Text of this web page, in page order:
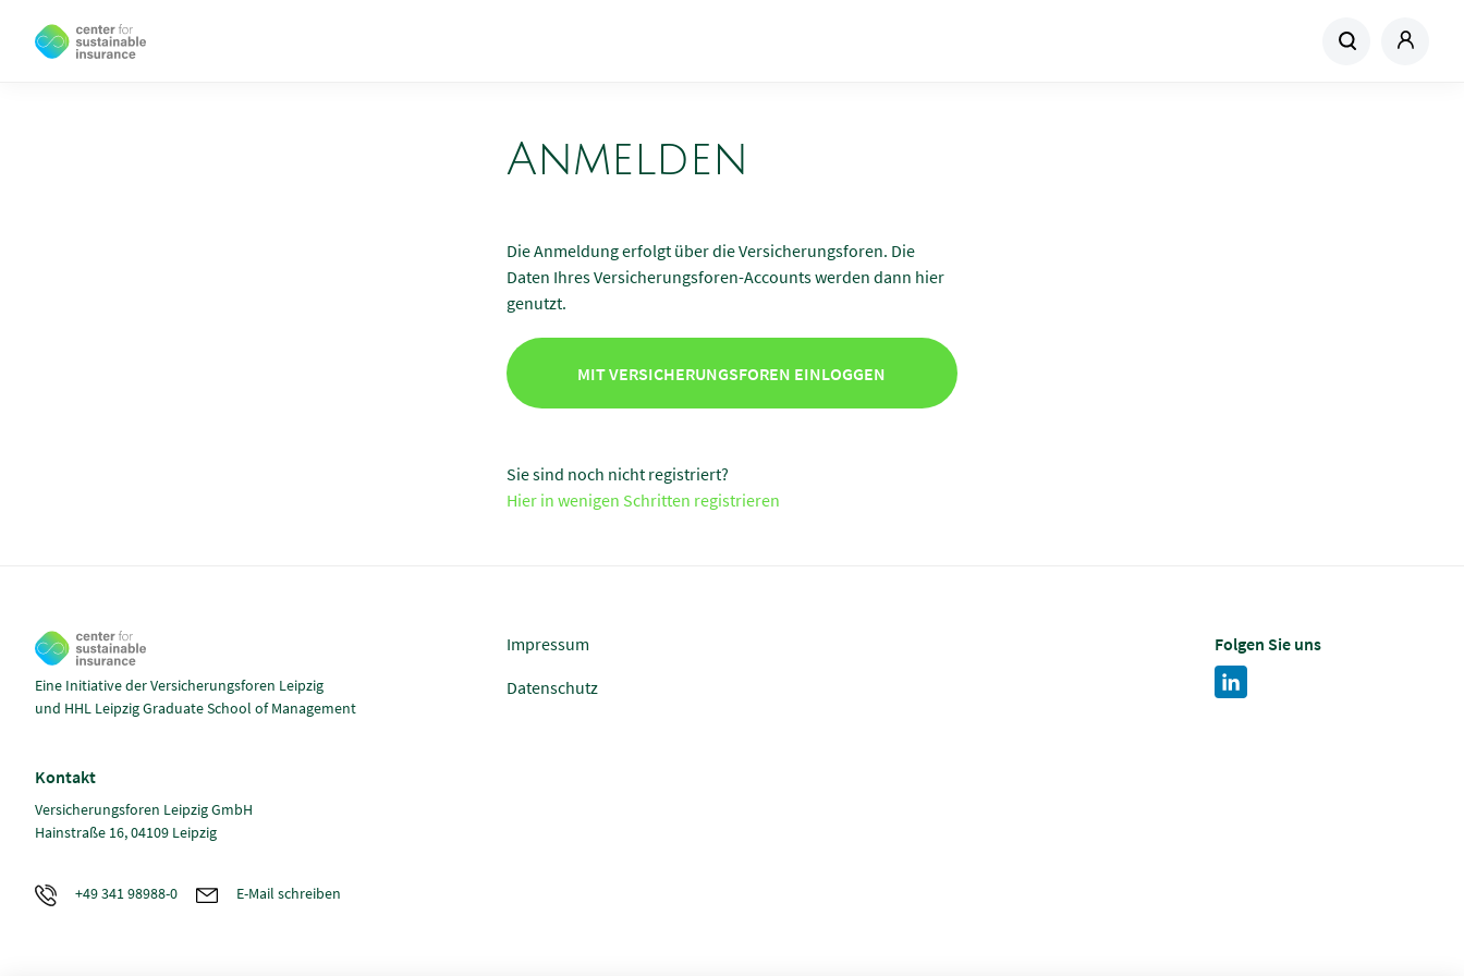
Anmelden
Die Anmeldung erfolgt über die Versicherungsforen. Die
Daten Ihres Versicherungsforen-Accounts werden dann hier
genutzt.
MIT VERSICHERUNGSFOREN EINLOGGEN
Sie sind noch nicht registriert?
Hier in wenigen Schritten registrieren
Eine Initiative der Versicherungsforen Leipzig
und HHL Leipzig Graduate School of Management
Kontakt
Versicherungsforen Leipzig GmbH
Hainstraße 16, 04109 Leipzig
+49 341 98988-0 E-Mail schreiben
Impressum
Datenschutz
Folgen Sie uns